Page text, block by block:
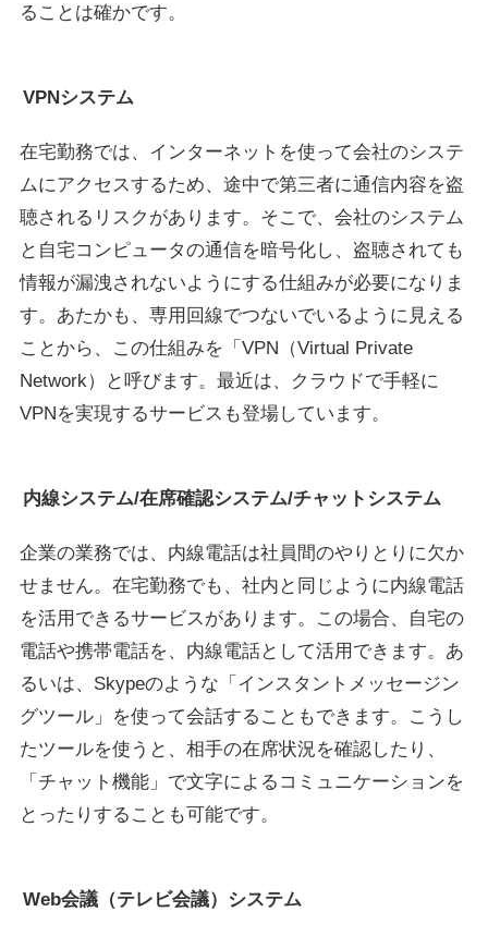
ることは確かです。
VPNシステム
在宅勤務では、インターネットを使って会社のシステ
ムにアクセスするため、途中で第三者に通信内容を盗
聴されるリスクがあります。そこで、会社のシステム
と自宅コンピュータの通信を暗号化し、盗聴されても
情報が漏洩されないようにする仕組みが必要になりま
す。あたかも、専用回線でつないでいるように見える
ことから、この仕組みを「VPN（Virtual Private
Network）と呼びます。最近は、クラウドで手軽に
VPNを実現するサービスも登場しています。
内線システム/在席確認システム/チャットシステム
企業の業務では、内線電話は社員間のやりとりに欠か
せません。在宅勤務でも、社内と同じように内線電話
を活用できるサービスがあります。この場合、自宅の
電話や携帯電話を、内線電話として活用できます。あ
るいは、Skypeのような「インスタントメッセージン
グツール」を使って会話することもできます。こうし
たツールを使うと、相手の在席状況を確認したり、
「チャット機能」で文字によるコミュニケーションを
とったりすることも可能です。
Web会議（テレビ会議）システム